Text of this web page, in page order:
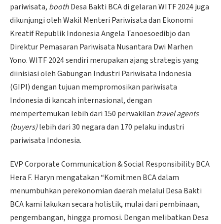
pariwisata, boothDesa Bakti BCA di gelaran WITF 2024 juga
dikunjungi oleh Wakil Menteri Pariwisata dan Ekonomi
Kreatif Republik Indonesia Angela Tanoesoedibjo dan
Direktur Pemasaran Pariwisata Nusantara Dwi Marhen
Yono. WITF 2024 sendiri merupakan ajang strategis yang
diinisiasi oleh Gabungan Industri Pariwisata Indonesia
(GIPI) dengan tujuan mempromosikan pariwisata
Indonesia di kancah internasional, dengan
mempertemukan lebih dari 150 perwakilan travel agents
(buyers)lebih dari 30 negara dan 170 pelaku industri
pariwisata Indonesia.
EVP Corporate Communication & Social Responsibility BCA
Hera F. Haryn mengatakan “Komitmen BCA dalam
menumbuhkan perekonomian daerah melalui Desa Bakti
BCA kami lakukan secara holistik, mulai dari pembinaan,
pengembangan, hingga promosi. Dengan melibatkan Desa